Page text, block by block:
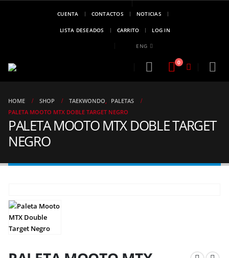
CUENTA CONTACTOS NOTICIAS
LISTA DESEADOS CARRITO LOG IN
ENG
0
HOME SHOP TAEKWONDO,
PALETAS
PALETA MOOTO MTX DOBLE TARGET NEGRO
PALETA MOOTO MTX DOBLE TARGET
NEGRO